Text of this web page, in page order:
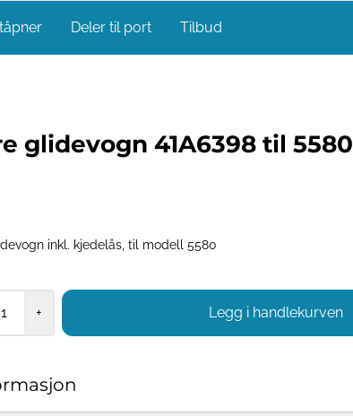
Deler til port Tilbud
glidevogn 41A6398 til 5580
inkl. kjedelås, til modell 5580
+